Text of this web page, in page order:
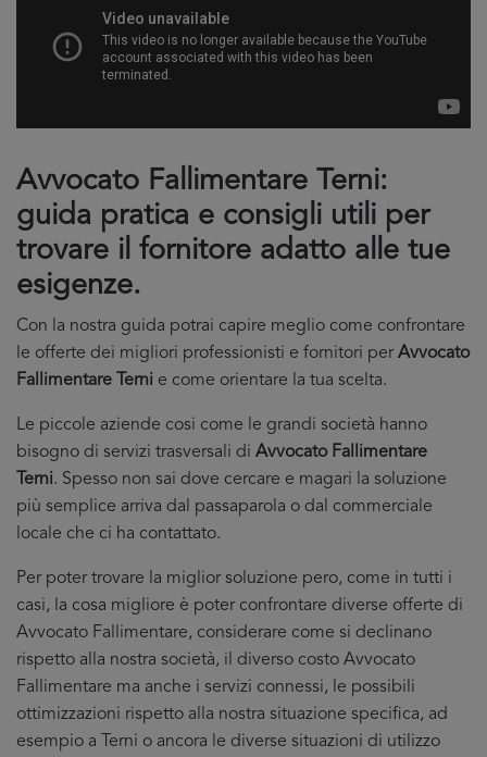
Avvocato Fallimentare Terni:
guida pratica e consigli utili per
trovare il fornitore adatto alle tue
esigenze.
Con la nostra guida potrai capire meglio come confrontare
le offerte dei migliori professionisti e fornitori perAvvocato
Fallimentare Terni e come orientare la tua scelta.
Le piccole aziende cosi come le grandi società hanno
bisogno di servizi trasversali di Avvocato Fallimentare
Terni. Spesso non sai dove cercare e magari la soluzione
più semplice arriva dal passaparola o dal commerciale
locale che ci ha contattato.
Per poter trovare la miglior soluzione pero, come in tutti i
casi, la cosa migliore è poter confrontare diverse offerte di
Avvocato Fallimentare, considerare come si declinano
rispetto alla nostra società, il diverso costo Avvocato
Fallimentare ma anche i servizi connessi, le possibili
ottimizzazioni rispetto alla nostra situazione specifica, ad
esempio a Terni o ancora le diverse situazioni di utilizzo